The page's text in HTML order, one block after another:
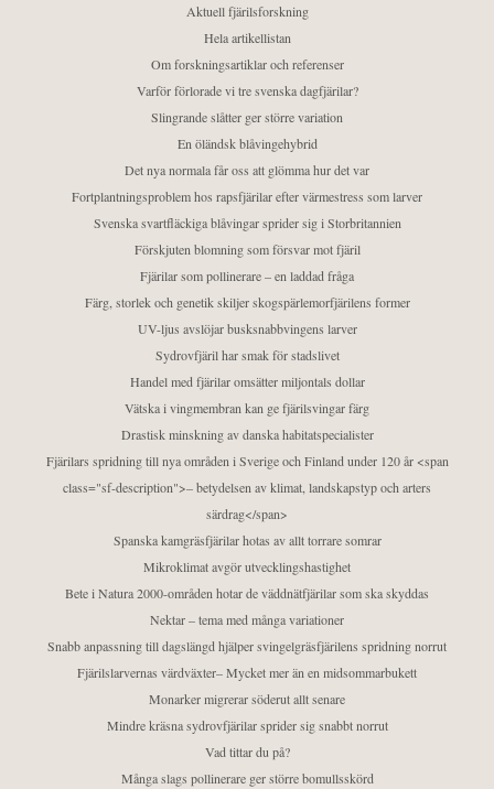
Aktuell fjärilsforskning
Hela artikellistan
Om forskningsartiklar och referenser
Varför förlorade vi tre svenska dagfjärilar?
Slingrande slåtter ger större variation
En öländsk blåvingehybrid
Det nya normala får oss att glömma hur det var
Fortplantningsproblem hos rapsfjärilar efter värmestress som larver
Svenska svartfläckiga blåvingar sprider sig i Storbritannien
Förskjuten blomning som försvar mot fjäril
Fjärilar som pollinerare – en laddad fråga
Färg, storlek och genetik skiljer skogspärlemorfjärilens former
UV-ljus avslöjar busksnabbvingens larver
Sydrovfjäril har smak för stadslivet
Handel med fjärilar omsätter miljontals dollar
Vätska i vingmembran kan ge fjärilsvingar färg
Drastisk minskning av danska habitatspecialister
Fjärilars spridning till nya områden i Sverige och Finland under 120 år <span
class="sf-description">– betydelsen av klimat, landskapstyp och arters
särdrag</span>
Spanska kamgräsfjärilar hotas av allt torrare somrar
Mikroklimat avgör utvecklingshastighet
Bete i Natura 2000-områden hotar de väddnätfjärilar som ska skyddas
Nektar – tema med många variationer
Snabb anpassning till dagslängd hjälper svingelgräsfjärilens spridning norrut
Fjärilslarvernas värdväxter– Mycket mer än en midsommarbukett
Monarker migrerar söderut allt senare
Mindre kräsna sydrovfjärilar sprider sig snabbt norrut
Vad tittar du på?
Många slags pollinerare ger större bomullsskörd